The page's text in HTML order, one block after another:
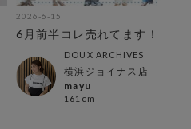
2026-6-15
6月前半コレ売れてます！
DOUX ARCHIVES
横浜ジョイナス店
mayu
161cm